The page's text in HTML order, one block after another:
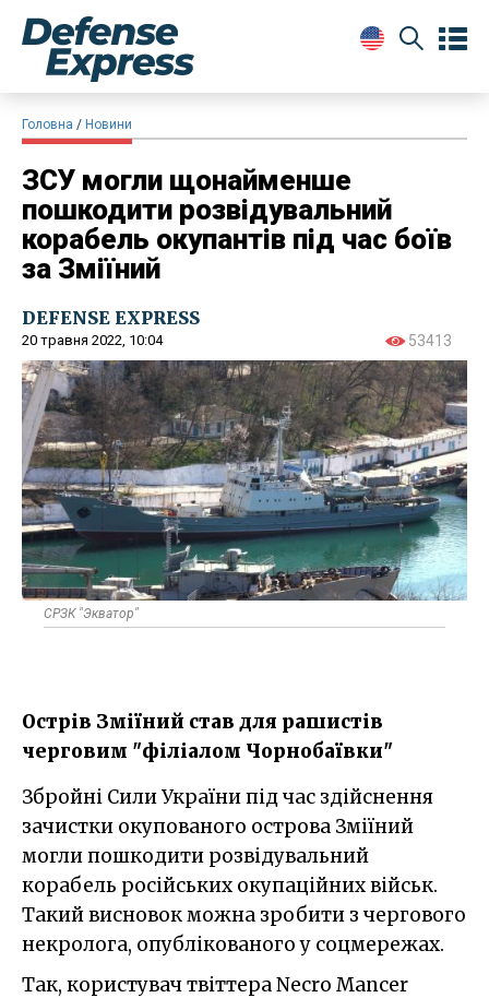
Головна Новини
ЗСУ могли щонайменше
пошкодити розвідувальний
корабель окупантів під час боїв
за Зміїний
DEFENSE EXPRESS
20 травня 2022, 10:04 53413
СРЗК "Экватор"
Острів Зміїний став для рашистів
черговим "філіалом Чорнобаївки"
Збройні Сили України під час здійснення
зачистки окупованого острова Зміїний
могли пошкодити розвідувальний
корабель російських окупаційних військ.
Такий висновок можна зробити з чергового
некролога, опублікованого у соцмережах.
Так, користувач твіттера Necro Mancer